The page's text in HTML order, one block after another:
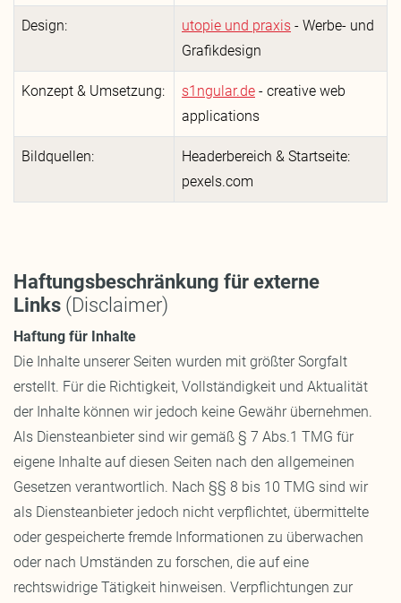
Design: utopie und praxis - Werbe- und
Grafikdesign
Konzept & Umsetzung: s1ngular.de - creative web
applications
Bildquellen:
Headerbereich & Startseite:
pexels.com
Haftungsbeschränkung für externe
Links (Disclaimer)
Haftung für Inhalte
Die Inhalte unserer Seiten wurden mit größter Sorgfalt
erstellt. Für die Richtigkeit, Vollständigkeit und Aktualität
der Inhalte können wir jedoch keine Gewähr übernehmen.
Als Diensteanbieter sind wir gemäß § 7 Abs.1 TMG für
eigene Inhalte auf diesen Seiten nach den allgemeinen
Gesetzen verantwortlich. Nach §§ 8 bis 10 TMG sind wir
als Diensteanbieter jedoch nicht verpflichtet, übermittelte
oder gespeicherte fremde Informationen zu überwachen
oder nach Umständen zu forschen, die auf eine
rechtswidrige Tätigkeit hinweisen. Verpflichtungen zur